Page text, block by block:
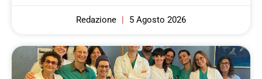
Redazione 5 Agosto 2026